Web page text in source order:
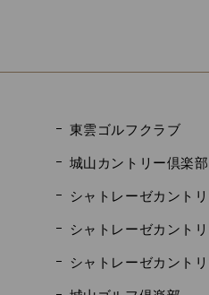
東雲ゴルフクラブ
城山カントリー倶楽部
シャトレーゼカント
シャトレーゼカント
シャトレーゼカント